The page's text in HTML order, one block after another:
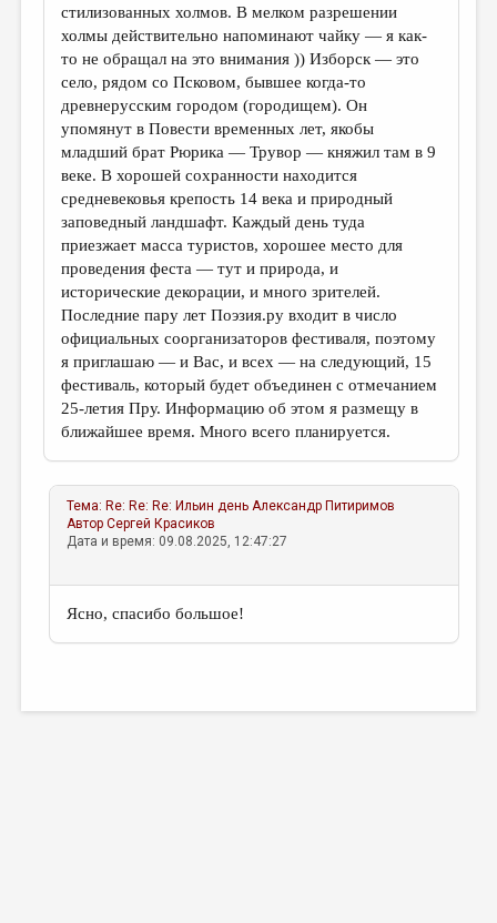
стилизованных холмов. В мелком разрешении
холмы действительно напоминают чайку — я как-
то не обращал на это внимания )) Изборск — это
село, рядом со Псковом, бывшее когда-то
древнерусским городом (городищем). Он
упомянут в Повести временных лет, якобы
младший брат Рюрика — Трувор — княжил там в 9
веке. В хорошей сохранности находится
средневековья крепость 14 века и природный
заповедный ландшафт. Каждый день туда
приезжает масса туристов, хорошее место для
проведения феста — тут и природа, и
исторические декорации, и много зрителей.
Последние пару лет Поэзия.ру входит в число
официальных соорганизаторов фестиваля, поэтому
я приглашаю — и Вас, и всех — на следующий, 15
фестиваль, который будет объединен с отмечанием
25-летия Пру. Информацию об этом я размещу в
ближайшее время. Много всего планируется.
Тема: Re: Re: Re: Ильин день Александр Питиримов
АвторСергей Красиков
Дата и время: 09.08.2025, 12:47:27
Ясно, спасибо большое!